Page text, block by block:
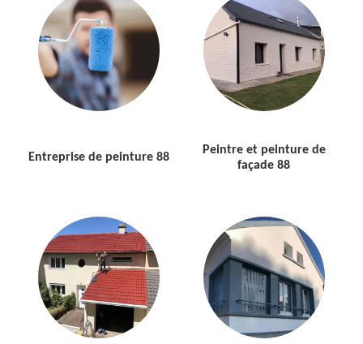
Entreprise de peinture 88
Peintre et peinture de
façade 88